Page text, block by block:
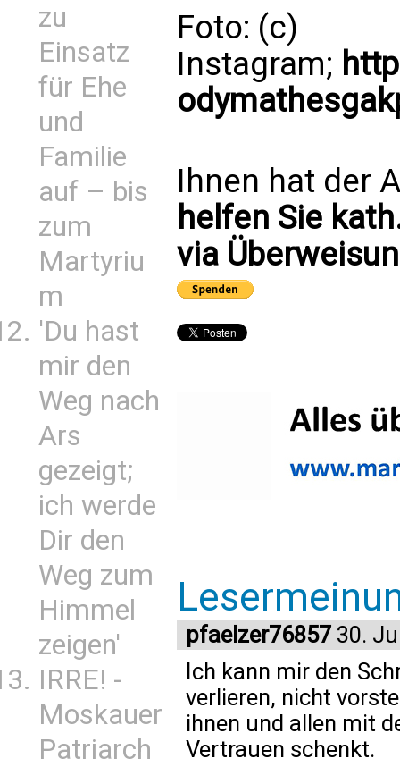
zu
Einsatz
für Ehe
und
Familie
auf – bis
zum
Martyriu
m
'Du hast
mir den
Weg nach
Ars
gezeigt;
ich werde
Dir den
Weg zum
Himmel
zeigen'
IRRE! -
Moskauer
Patriarch
Foto: (c)
Instagram;
Ihnen hat der
helfen Sie
via
pfaelzer76857 30.
Ich kann mir den
verlieren, nicht
ihnen und allen mit
Vertrauen schenkt.